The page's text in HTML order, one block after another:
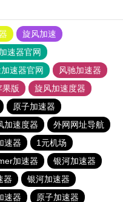
旋风加速
速器官网
速器官网
风驰加速器
果版
旋风加速度器
原子加速器
加速度器
外网网址导航
速器
1元机场
加速器
银河加速器
器
银河加速器
速器 原子加速器